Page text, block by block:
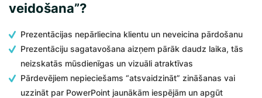
veidošana”?
Prezentācijas nepārliecina klientu un neveicina pārdošanu
Prezentāciju sagatavošana aizņem pārāk daudz laika, tās
neizskatās mūsdienīgas un vizuāli atraktīvas
Pārdevējiem nepieciešams “atsvaidzināt” zināšanas vai
uzzināt par PowerPoint jaunākām iespējām un apgūt